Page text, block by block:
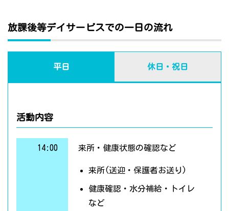
放課後等デイサービスでの一日の流れ
平日 休日・祝日
活動内容
14:00 来所・健康状態の確認など
来所(送迎・保護者お送り)
健康確認・水分補給・トイレ
など